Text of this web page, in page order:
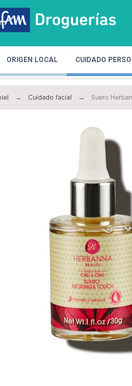
ORIGEN LOCAL CUIDADO
Cuidado facial Suero